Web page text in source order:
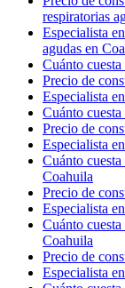
respiratorias
Especialista
agudas en
Cuánto
Precio de
Especialista
Cuánto
Precio de
Especialista
Cuánto
Coahuila
Precio de
Especialista
Cuánto
Coahuila
Precio de
Especialista